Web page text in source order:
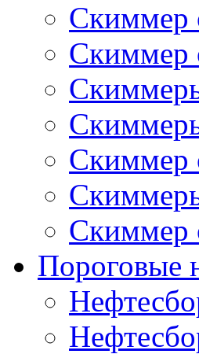
Скиммер
Скиммер
Скиммер
Скиммер
Пороговые